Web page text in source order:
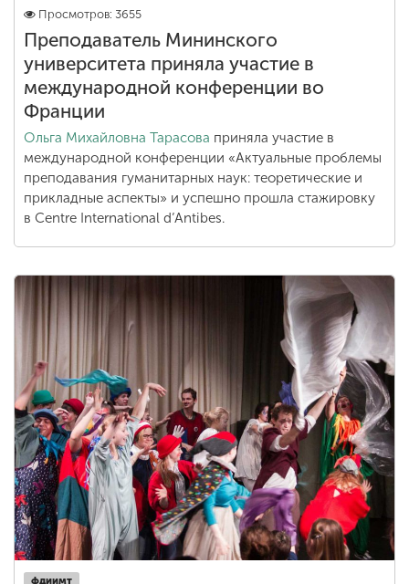
Просмотров: 3655
Преподаватель Мининского
университета приняла участие в
международной конференции во
Франции
Ольга Михайловна Тарасова приняла участие в
международной конференции «Актуальные проблемы
преподавания гуманитарных наук: теоретические и
прикладные аспекты» и успешно прошла стажировку
в Centre International d’Antibes.
фдиимт